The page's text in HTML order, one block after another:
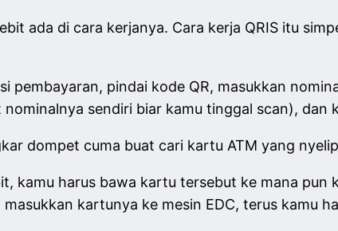
ada di cara kerjanya. Cara kerja QRIS itu
pembayaran, pindai kode QR, masukkan
sendiri biar kamu tinggal scan), dan
dompet cuma buat cari kartu ATM yang
kamu harus bawa kartu tersebut ke mana pun
kartunya ke mesin EDC, terus kamu